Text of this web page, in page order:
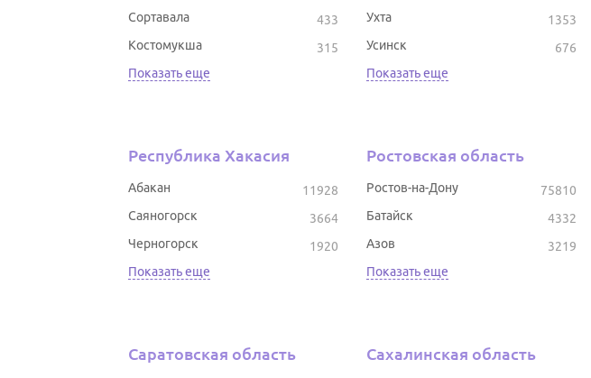
433
Сортавала
315
Костомукша
Показать еще
1353
Ухта
676
Усинск
Показать еще
Республика Хакасия
11928
Абакан
3664
Саяногорск
1920
Черногорск
Показать еще
Ростовская область
75810
Ростов-на-Дону
4332
Батайск
3219
Азов
Показать еще
Саратовская область Сахалинская область